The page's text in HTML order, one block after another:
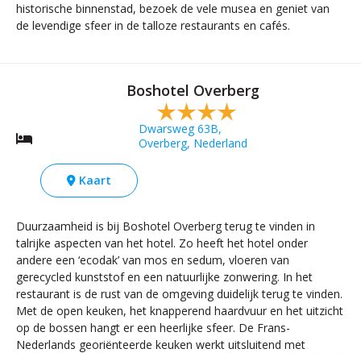
historische binnenstad, bezoek de vele musea en geniet van
de levendige sfeer in de talloze restaurants en cafés.
Boshotel Overberg
Dwarsweg 63B,
Overberg, Nederland
Kaart
Duurzaamheid is bij Boshotel Overberg terug te vinden in
talrijke aspecten van het hotel. Zo heeft het hotel onder
andere een ‘ecodak’ van mos en sedum, vloeren van
gerecycled kunststof en een natuurlijke zonwering. In het
restaurant is de rust van de omgeving duidelijk terug te vinden.
Met de open keuken, het knapperend haardvuur en het uitzicht
op de bossen hangt er een heerlijke sfeer. De Frans-
Nederlands georiënteerde keuken werkt uitsluitend met